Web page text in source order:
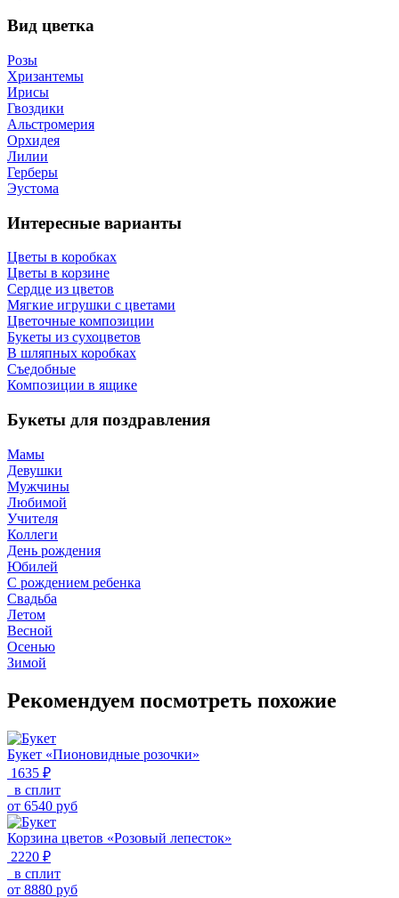
Вид цветка
Розы
Хризантемы
Ирисы
Гвоздики
Альстромерия
Орхидея
Лилии
Герберы
Эустома
Интересные варианты
Цветы в коробках
Цветы в корзине
Сердце из цветов
Мягкие игрушки с цветами
Цветочные композиции
Букеты из сухоцветов
В шляпных коробках
Съедобные
Композиции в ящике
Букеты для поздравления
Мамы
Девушки
Мужчины
Любимой
Учителя
Коллеги
День рождения
Юбилей
С рождением ребенка
Свадьба
Летом
Весной
Осенью
Зимой
Рекомендуем посмотреть похожие
Букет «Пионовидные розочки»
1635 ₽
в сплит
от 6540 руб
Корзина цветов «Розовый лепесток»
2220 ₽
в сплит
от 8880 руб